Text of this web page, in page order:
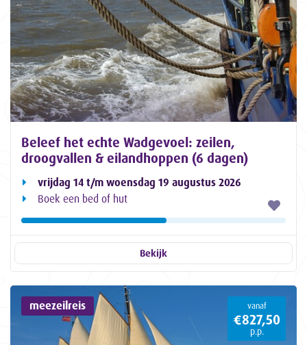
Beleef het echte Wadgevoel: zeilen,
droogvallen & eilandhoppen (6 dagen)
vrijdag 14 t/m woensdag 19 augustus 2026
Boek een bed of hut
Bekijk
meezeilreis vanaf
€827,50
p.p.